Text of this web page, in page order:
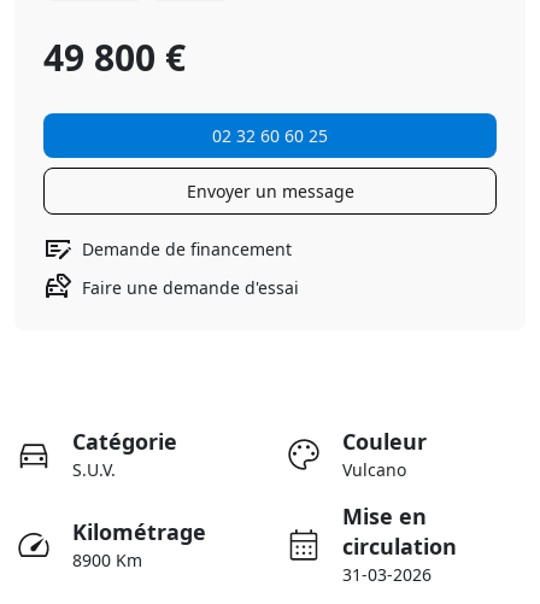
49 800 €
02 32 60 60 25
Envoyer un message
Demande de financement
Faire une demande d'essai
Catégorie
S.U.V.
Couleur
Vulcano
Kilométrage
8900 Km
Mise en
circulation
31-03-2026